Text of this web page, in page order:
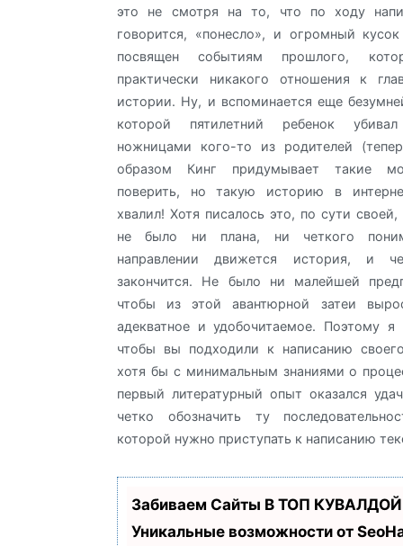
это не смотря на то, что по ходу
говорится, «понесло», и огромный кусок
посвящен событиям прошлого,
практически никакого отношения к
истории. Ну, и вспоминается еще
которой пятилетний ребенок убивал
ножницами кого-то из родителей
образом Кинг придумывает такие
поверить, но такую историю в
хвалил! Хотя писалось это, по сути
не было ни плана, ни четкого
направлении движется история, и
закончится. Не было ни малейшей
чтобы из этой авантюрной затеи
адекватное и удобочитаемое. Поэтому
чтобы вы подходили к написанию
хотя бы с минимальным знаниями о
первый литературный опыт оказался
четко обозначить ту
которой нужно приступать к написанию
Забиваем Сайты В ТОП
Уникальные возможности от